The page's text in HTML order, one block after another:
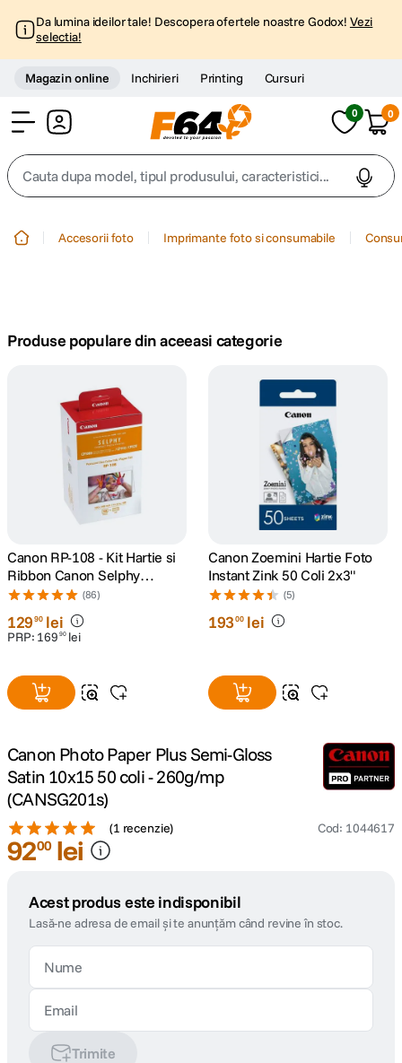
Da lumina ideilor tale! Descopera ofertele noastre Godox! Vezi
selectia!
Magazin online Inchirieri Printing Cursuri
0 0
Cauta dupa model, tipul produsului, caracteristici...
trepied telefon
peak design
canon sx740 hs
lavaliera
sony fx
8. card memorie
9. dji mic mini
Accesorii foto Imprimante foto si consumabile
Produse populare din aceeasi categorie
Canon RP-108 - Kit Hartie si
Ribbon Canon Selphy
CP910, CP1200, CP1300,
CP1500
(86)
12990 lei
PRP: 169 90 lei
Canon Zoemini Hartie Foto
Instant Zink 50 Coli 2x3"
(5)
19300 lei
Canon Photo Paper Plus Semi-Gloss
Satin 10x15 50 coli - 260g/mp
(CANSG201s)
(1 recenzie) Cod: 1044617
9200 lei
Acest produs este indisponibil
Lasă-ne adresa de email și te anunțăm când revine în stoc.
Trimite